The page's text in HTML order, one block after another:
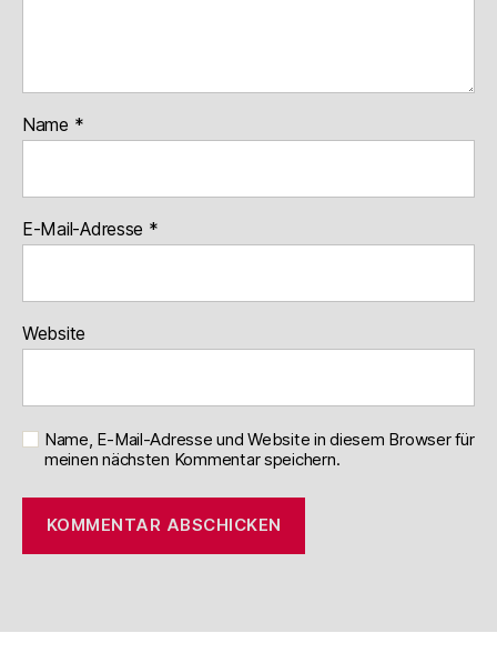
Name *
E-Mail-Adresse *
Website
Name, E-Mail-Adresse und Website in diesem Browser für
meinen nächsten Kommentar speichern.